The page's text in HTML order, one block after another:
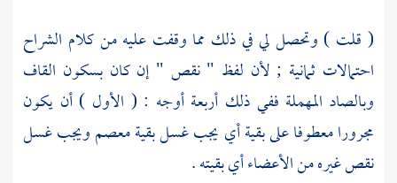
( قلت ) وتحصل لي في ذلك مما وقفت عليه من كلام الشراح
احتمالات ثمانية ; لأن لفظ " نقص " إن كان بسكون القاف
وبالصاد المهملة ففي ذلك أربعة أوجه : ( الأول ) أن يكون
مجرورا معطوفا على بقية أي يجب غسل بقية معصم ويجب غسل
نقص غيره من الأعضاء أي بقيته .